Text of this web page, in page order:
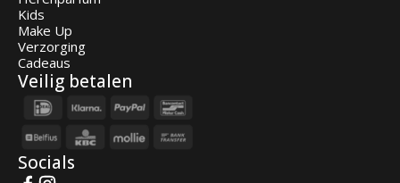
Kids
Make Up
Verzorging
Cadeaus
Veilig betalen
Socials